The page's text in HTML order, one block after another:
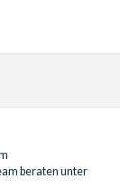
beraten unter